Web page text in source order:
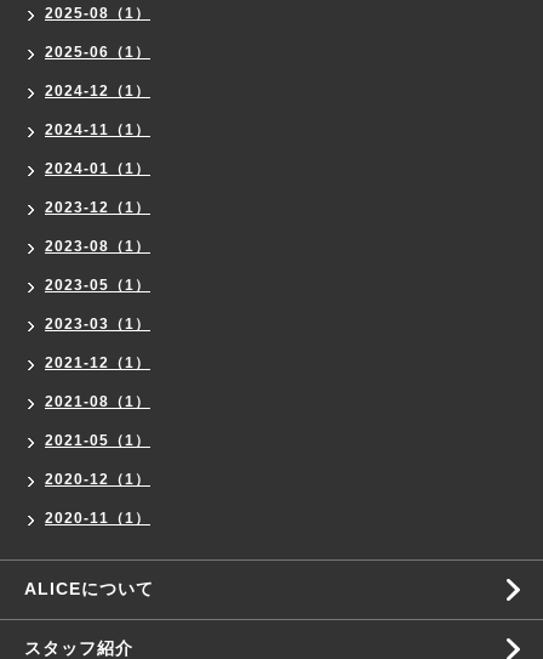
2025-08（1）
2025-06（1）
2024-12（1）
2024-11（1）
2024-01（1）
2023-12（1）
2023-08（1）
2023-05（1）
2023-03（1）
2021-12（1）
2021-08（1）
2021-05（1）
2020-12（1）
2020-11（1）
ALICEについて
スタッフ紹介